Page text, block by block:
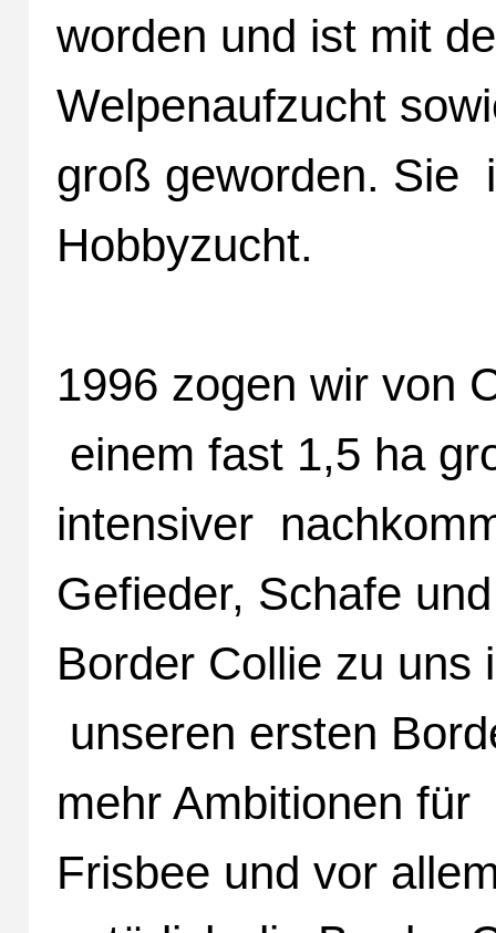
worden und ist mit
Welpenaufzucht
groß geworden. Sie
Hobbyzucht.
1996 zogen wir von
einem fast 1,5 ha
intensiver
Gefieder, Schafe
Border Collie zu uns
unseren ersten
mehr Ambitionen für
Frisbee und vor